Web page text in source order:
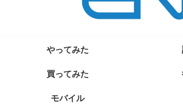
やってみた
買ってみた
モバイル